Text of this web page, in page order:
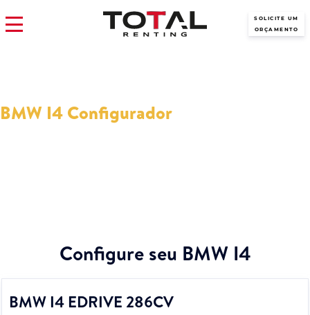
SOLICITE UM
ORÇAMENTO
BMW I4 Configurador
Configure seu BMW I4
BMW I4 EDRIVE 286CV